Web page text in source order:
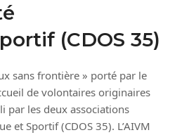
(CDOS 35)
sans frontière » porté par le
de volontaires originaires
par les deux associations
et Sportif (CDOS 35). L’AIVM